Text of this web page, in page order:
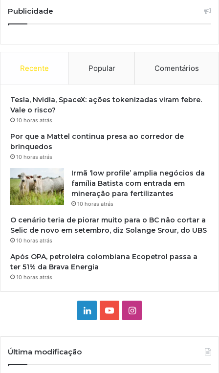
Publicidade
Recente Popular Comentários
Tesla, Nvidia, SpaceX: ações tokenizadas viram febre.
Vale o risco?
10 horas atrás
Por que a Mattel continua presa ao corredor de
brinquedos
10 horas atrás
Irmã ‘low profile’ amplia negócios da
família Batista com entrada em
mineração para fertilizantes
10 horas atrás
O cenário teria de piorar muito para o BC não cortar a
Selic de novo em setembro, diz Solange Srour, do UBS
10 horas atrás
Após OPA, petroleira colombiana Ecopetrol passa a
ter 51% da Brava Energia
10 horas atrás
LinkedinYouTubeInstagram
Última modificação